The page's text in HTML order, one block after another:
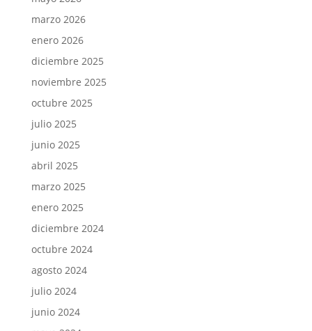
marzo 2026
enero 2026
diciembre 2025
noviembre 2025
octubre 2025
julio 2025
junio 2025
abril 2025
marzo 2025
enero 2025
diciembre 2024
octubre 2024
agosto 2024
julio 2024
junio 2024